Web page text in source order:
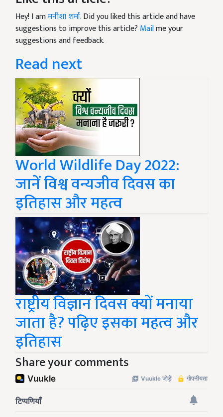
Hey! I amमनीशा शर्मा. Did you liked this article and have
suggestions to improve this article? Mailme your
suggestions and feedback.
Read next
World Wildlife Day 2022:
जानें विश्व वन्यजीव दिवस का
इतिहास और महत्व
राष्ट्रीय विज्ञान दिवस क्यों मनाया
जाता है? पढ़िए इसका महत्व और
इतिहास
Share your comments